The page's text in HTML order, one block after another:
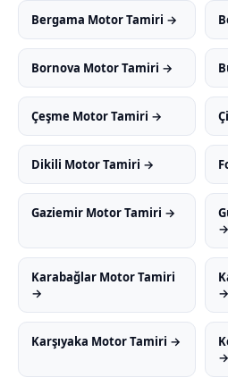
Bergama Motor Tamiri →
Bornova Motor Tamiri →
Çeşme Motor Tamiri →
Dikili Motor Tamiri →
Gaziemir Motor Tamiri →
→
Karabağlar Motor Tamiri
→
→
Karşıyaka Motor Tamiri →
→